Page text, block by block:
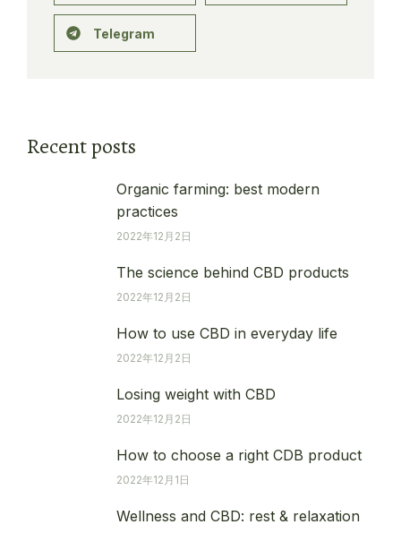
Telegram
Recent posts
Organic farming: best modern
practices
2022年12月2日
The science behind CBD products
2022年12月2日
How to use CBD in everyday life
2022年12月2日
Losing weight with CBD
2022年12月2日
How to choose a right CDB product
2022年12月1日
Wellness and CBD: rest & relaxation